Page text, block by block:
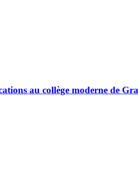
au collège moderne de